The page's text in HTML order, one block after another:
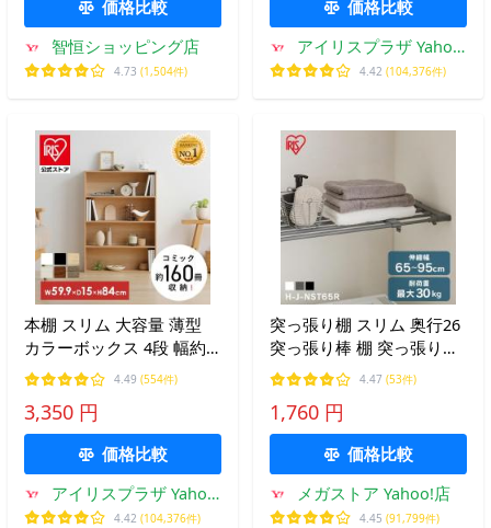
価格比較
智恒ショッピング店
4.73 (1,504件)
価格比較
アイリスプラザ Yahoo!
店
4.42 (104,376件)
本棚 スリム 大容量 薄型
カラーボックス 4段 幅約
60 収納棚 棚 ディスプレイ
ラック アイリスオーヤマ
コミックラック CORKー
8460R *
4.49 (554件)
3,350 円
価格比較
アイリスプラザ Yahoo!
店
4.42 (104,376件)
突っ張り棚 スリム 奥行26
突っ張り棒 棚 突っ張り収
納 ランドリー トイレ キッ
チン 洗面所 収納 つっぱり
棒 アイリスオーヤマ H-J-
NST65R *
4.47 (53件)
1,760 円
価格比較
メガストア Yahoo!店
4.45 (91,799件)